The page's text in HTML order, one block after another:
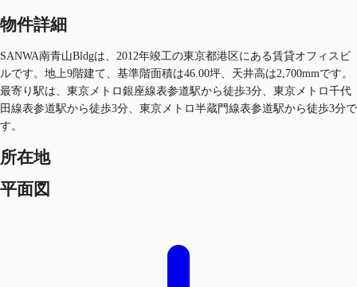
物件詳細
SANWA南青山Bldgは、2012年竣工の東京都港区にある賃貸オフィスビ
ルです。地上9階建て、基準階面積は46.00坪、天井高は2,700mmです。
最寄り駅は、東京メトロ銀座線表参道駅から徒歩3分、東京メトロ千代
田線表参道駅から徒歩3分、東京メトロ半蔵門線表参道駅から徒歩3分で
す。
所在地
平面図